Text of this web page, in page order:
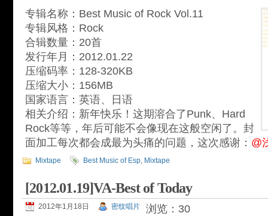
专辑名称：Best Music of Rock Vol.11
专辑风格：Rock
合辑数量：20首
发行年月：2012.01.22
压缩码率：128-320KB
压缩大小：156MB
国家语言：英语、日语
相关介绍：新年快乐！这期溶合了Punk、Hard
Rock等等，年后可能不会像现在这般空闲了。封
面加工每次都会成最为头痛的问题，这次感谢： @
Mixtape Best Music of Esp, Mixtape
[2012.01.19]VA-Best of Today
2012年1月18日 密纹唱片
浏览：30